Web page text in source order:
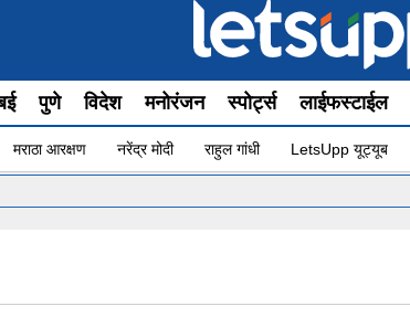
पुणे विदेश मनोरंजन स्पोर्ट्स लाईफस्टाईल
मराठा आरक्षण नरेंद्र मोदी राहुल गांधी LetsUpp यूट्यूब